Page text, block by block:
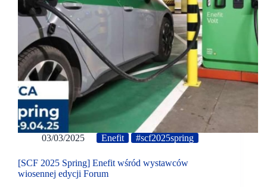
03/03/2025 Enefit #scf2025spring
[SCF 2025 Spring] Enefit wśród wystawców
wiosennej edycji Forum